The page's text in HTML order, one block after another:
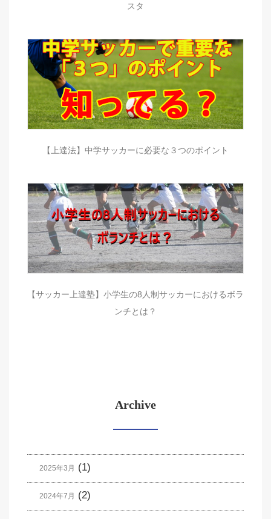
スタ
【上達法】中学サッカーに必要な３つのポイント
【サッカー上達塾】小学生の8人制サッカーにおけるボラ
ンチとは？
Archive
2025年3月 (1)
2024年7月 (2)